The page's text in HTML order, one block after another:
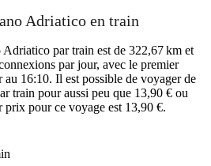
Adriatico en train
par train est de 322,67 km et
par jour, avec le premier
au 16:10. Il est possible de voyager de
train pour aussi peu que 13,90 € ou
pour ce voyage est 13,90 €.